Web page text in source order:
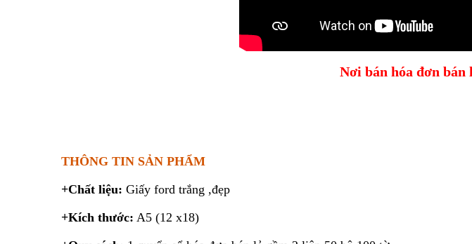
Nơi bán hóa đơn bán
THÔNG TIN SẢN PHẨM
+Chất liệu: Giấy ford trắng ,đẹp
+Kích thước: A5 (12 x18)